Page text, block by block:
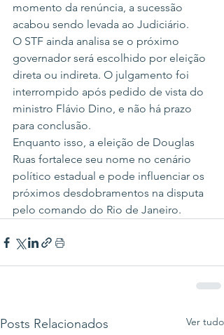
momento da renúncia, a sucessão
acabou sendo levada ao Judiciário.
O STF ainda analisa se o próximo
governador será escolhido por eleição
direta ou indireta. O julgamento foi
interrompido após pedido de vista do
ministro Flávio Dino, e não há prazo
para conclusão.
Enquanto isso, a eleição de Douglas
Ruas fortalece seu nome no cenário
político estadual e pode influenciar os
próximos desdobramentos na disputa
pelo comando do Rio de Janeiro.
Posts Relacionados Ver tudo